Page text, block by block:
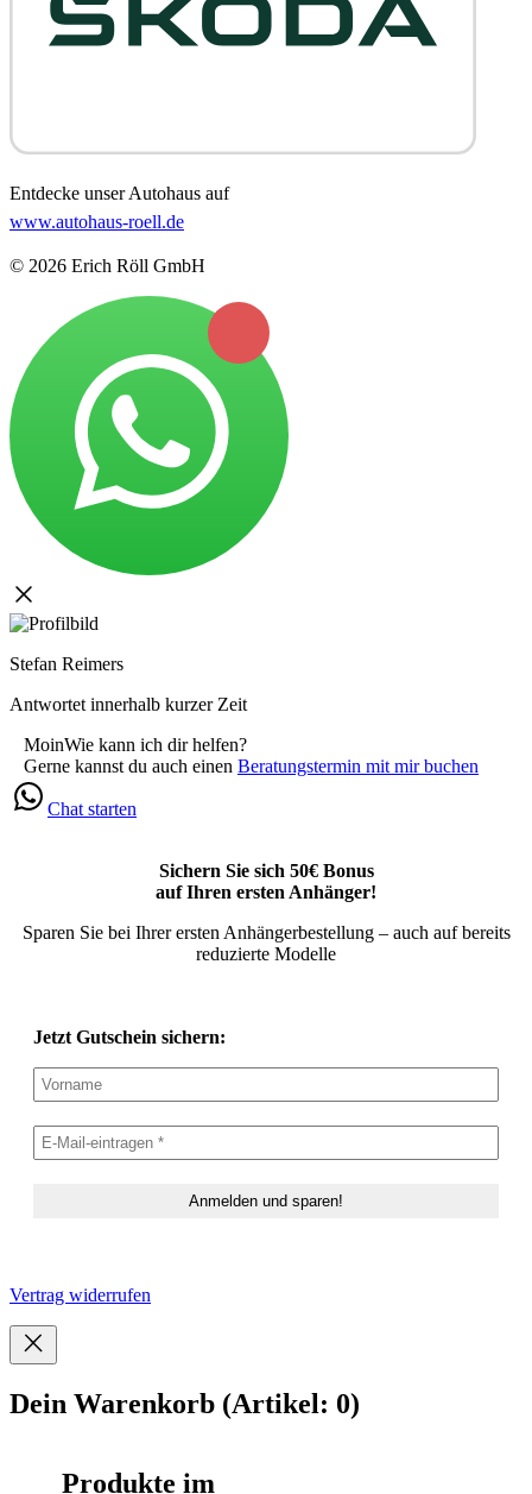
Entdecke unser Autohaus auf
www.autohaus-roell.de
© 2026 Erich Röll GmbH
Stefan Reimers
Antwortet innerhalb kurzer Zeit
MoinWie kann ich dir helfen?
Gerne kannst du auch einen Beratungstermin mit mir buchen
Chat starten
Sichern Sie sich 50€ Bonus
auf Ihren ersten Anhänger!
Sparen Sie bei Ihrer ersten Anhängerbestellung – auch auf bereits
reduzierte Modelle
Jetzt Gutschein sichern:
Vertrag widerrufen
Dein Warenkorb (Artikel: 0)
Produkte im